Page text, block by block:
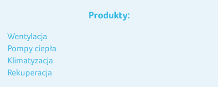
Produkty:
Wentylacja
Pompy ciepła
Klimatyzacja
Rekuperacja